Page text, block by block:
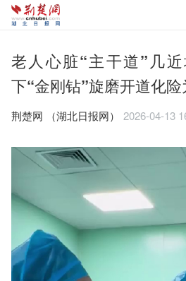
老人心脏“主干道”几
下“金刚钻”旋磨开道化
荆楚网 ​（湖北日报网） 2026-04-13